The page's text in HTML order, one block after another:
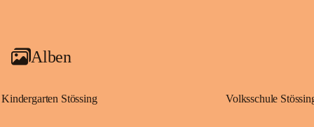
Alben
Kindergarten Stössing Volksschule